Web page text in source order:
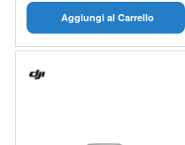
Aggiungi al Carrello